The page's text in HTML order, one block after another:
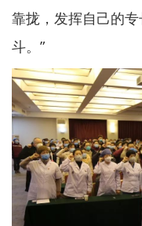
靠拢，发挥自己的
斗。”